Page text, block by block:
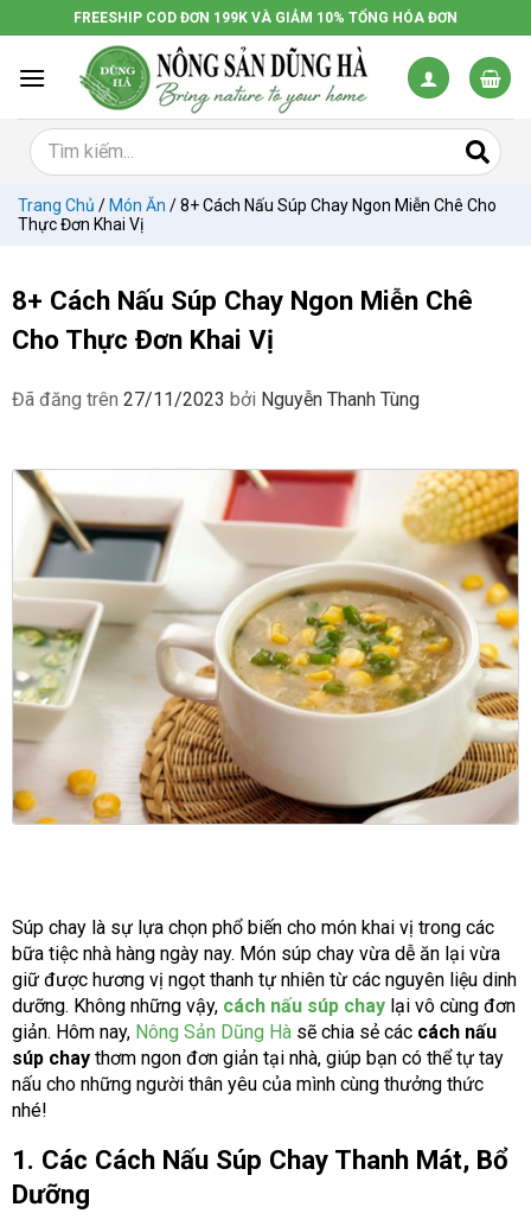
đến
dung
FREESHIP COD ĐƠN 199K VÀ GIẢM 10% TỔNG HÓA ĐƠN
Trang Chủ / Món Ăn /8+ Cách Nấu Súp Chay Ngon Miễn Chê Cho
Thực Đơn Khai Vị
8+ Cách Nấu Súp Chay Ngon Miễn Chê
Cho Thực Đơn Khai Vị
Đã đăng trên 27/11/2023 bởi Nguyễn Thanh Tùng
Súp chay là sự lựa chọn phổ biến cho món khai vị trong các
bữa tiệc nhà hàng ngày nay. Món súp chay vừa dễ ăn lại vừa
giữ được hương vị ngọt thanh tự nhiên từ các nguyên liệu dinh
dưỡng. Không những vậy, cách nấu súp chay lại vô cùng đơn
giản. Hôm nay, Nông Sản Dũng Hà sẽ chia sẻ các cách nấu
súp chay thơm ngon đơn giản tại nhà, giúp bạn có thể tự tay
nấu cho những người thân yêu của mình cùng thưởng thức
nhé!
1. Các Cách Nấu Súp Chay Thanh Mát, Bổ
Dưỡng